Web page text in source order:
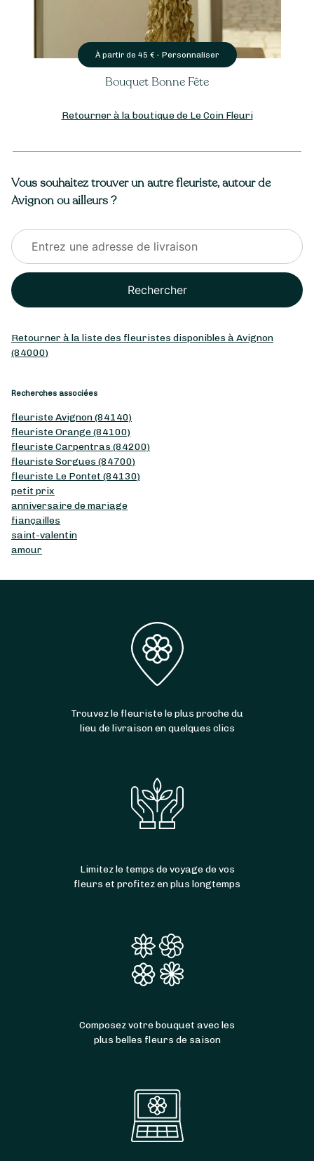
À partir de 45 € - Personnaliser
Bouquet Bonne Fête
Retourner à la boutique de Le Coin Fleuri
Vous souhaitez trouver un autre fleuriste, autour de
Avignon ou ailleurs ?
Rechercher
Retourner à la liste des fleuristes disponibles à Avignon
(84000)
Recherches associées
fleuriste Avignon (84140)
fleuriste Orange (84100)
fleuriste Carpentras (84200)
fleuriste Sorgues (84700)
fleuriste Le Pontet (84130)
petit prix
anniversaire de mariage
fiançailles
saint-valentin
amour
Trouvez le fleuriste le plus proche du
lieu de livraison en quelques clics
Limitez le temps de voyage de vos
fleurs et profitez en plus longtemps
Composez votre bouquet avec les
plus belles fleurs de saison